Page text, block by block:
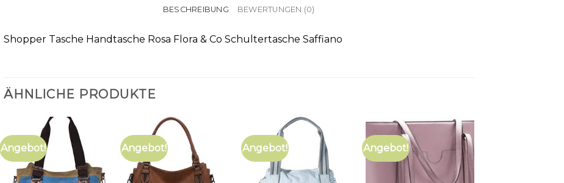
BESCHREIBUNG BEWERTUNGEN (0)
Shopper Tasche Handtasche Rosa Flora & Co Schultertasche Saffiano
ÄHNLICHE PRODUKTE
Angebot! Angebot! Angebot! Angebot!